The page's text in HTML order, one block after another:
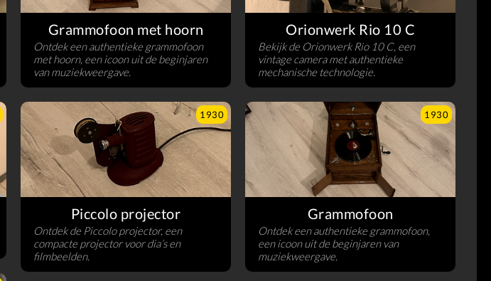
Grammofoon met hoorn
Ontdek een authentieke grammofoon
met hoorn, een icoon uit de beginjaren
van muziekweergave.
Orionwerk Rio 10 C
Bekijk de Orionwerk Rio 10 C, een
vintage camera met authentieke
mechanische technologie.
1930
Piccolo projector
Ontdek de Piccolo projector, een
compacte projector voor dia’s en
filmbeelden.
1930
Grammofoon
Ontdek een authentieke grammofoon,
een icoon uit de beginjaren van
muziekweergave.